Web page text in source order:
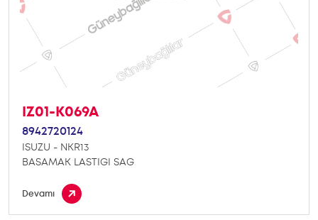
IZ01-K069A
8942720124
ISUZU - NKR13
BASAMAK LASTIGI SAG
Devamı